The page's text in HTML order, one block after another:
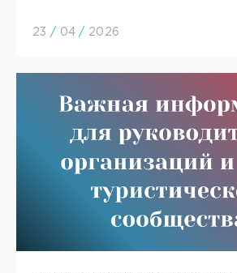
23 / 04 / 2026